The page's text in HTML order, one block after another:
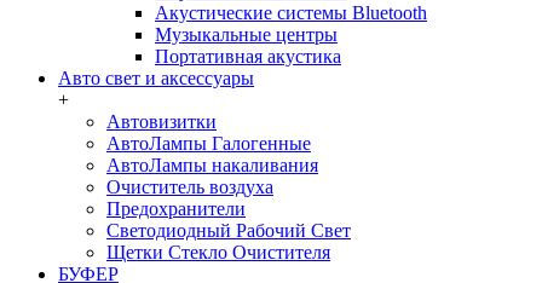
Акустические системы Bluetooth
Музыкальные центры
Портативная акустика
Авто свет и аксессуары
+
Автовизитки
АвтоЛампы Галогенные
АвтоЛампы накаливания
Очиститель воздуха
Предохранители
Светодиодный Рабочий Свет
Щетки Стекло Очистителя
БУФЕР